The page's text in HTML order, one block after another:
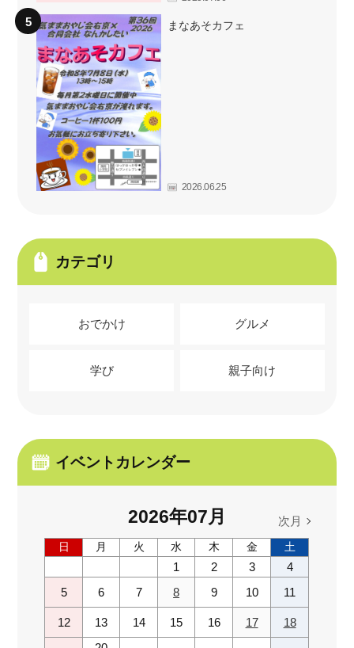
まなあそカフェ
2026.06.25
カテゴリ
おでかけ グルメ
学び 親子向け
イベントカレンダー
2026年07 月 次月
日 月 火 水 木 金 土
1 2 3
4
5
6 7 8 9 10 11
12 13 14 15 16 17 18